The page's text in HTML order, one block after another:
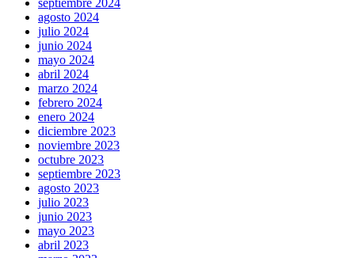
septiembre 2024
agosto 2024
julio 2024
junio 2024
mayo 2024
abril 2024
marzo 2024
febrero 2024
enero 2024
diciembre 2023
noviembre 2023
octubre 2023
septiembre 2023
agosto 2023
julio 2023
junio 2023
mayo 2023
abril 2023